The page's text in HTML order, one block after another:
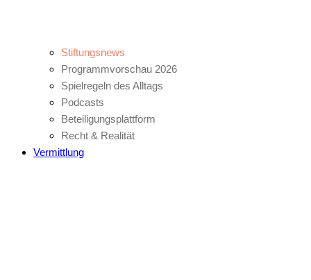
Stiftungsnews
Programmvorschau 2026
Spielregeln des Alltags
Podcasts
Beteiligungsplattform
Recht & Realität
Vermittlung